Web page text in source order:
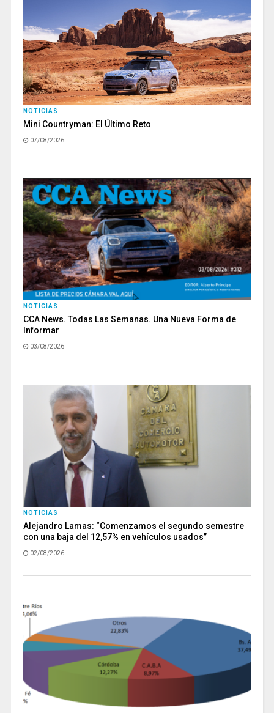
NOTICIAS
Mini Countryman: El Último Reto
07/08/2026
NOTICIAS
CCA News. Todas Las Semanas. Una Nueva Forma de
Informar
03/08/2026
NOTICIAS
Alejandro Lamas: “Comenzamos el segundo semestre
con una baja del 12,57% en vehículos usados”
02/08/2026